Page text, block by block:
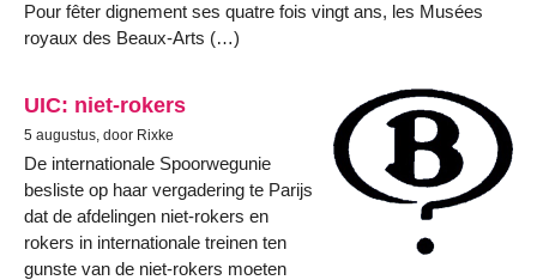
Pour fêter dignement ses quatre fois vingt ans, les Musées
royaux des Beaux-Arts (…)
UIC: niet-rokers
5 augustus, door Rixke
De internationale Spoorwegunie
besliste op haar vergadering te Parijs
dat de afdelingen niet-rokers en
rokers in internationale treinen ten
gunste van de niet-rokers moeten